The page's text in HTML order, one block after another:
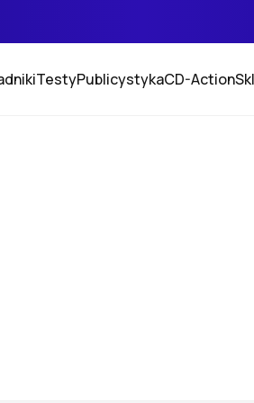
TestyPublicystykaCD-Action